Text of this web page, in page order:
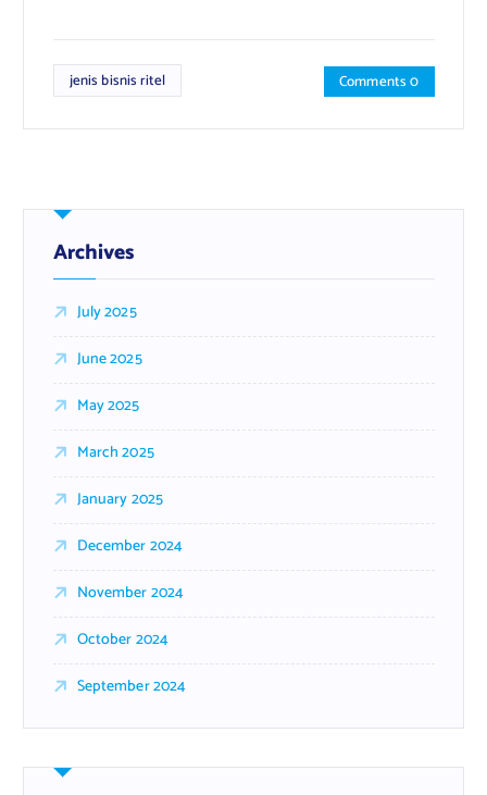
jenis bisnis ritel Comments 0
Archives
July 2025
June 2025
May 2025
March 2025
January 2025
December 2024
November 2024
October 2024
September 2024